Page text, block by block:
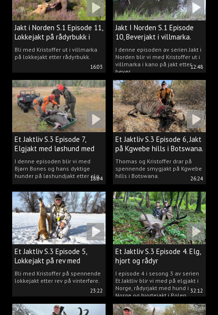
16:03
Jakt i Norden S.1 Episode 11,
Lokkejakt på rådyrbukk i
villmarka.
Bli med Kristoffer ut i villmarka
på lokkejakt etter rådyrbukk.
12:48
Jakt I Norden S.1 Episode
10, Beverjakt i villmarka.
I denne episoden av serien Jakt i
Norden blir vi med Kristoffer ut i
villmarka i kano på jakt etter
bever.
18:04
Et Jaktliv S.3 Episode 7,
Elgjakt med løshund med
Bjørn Bones.
I denne episoden blir vi med
Bjørn Bones og hans dyktige
hunder på løshundjakt etter elg.
26:24
Et Jaktliv S.3 Episode 6, Jakt
på Kgwebe hills i Botswana.
Thomas og Kristoffer drar på
spennende smygjakt på Kgwebe
hills i Botswana.
23:22
Et Jaktliv S.3 Episode 5,
Lokkejakt på rev med
Kristoffer Clausen
Bli med Kristoffer på spennende
lokkejakt etter rev på vinterføre.
32:12
Et Jaktliv S.3 Episode 4. Elg,
hjort og rådyr
I episode 4 i sesong 3 av serien
Et Jaktliv blir vi med på elgjakt i
Norge, rådyrjakt med hund i
Norge og hjortejakt i Polen.